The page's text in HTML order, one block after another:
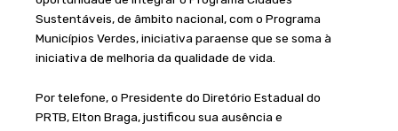
Sustentáveis, de âmbito nacional, com o Programa
Municípios Verdes, iniciativa paraense que se soma à
iniciativa de melhoria da qualidade de vida.
Por telefone, o Presidente do Diretório Estadual do
PRTB, Elton Braga, justificou sua ausência e